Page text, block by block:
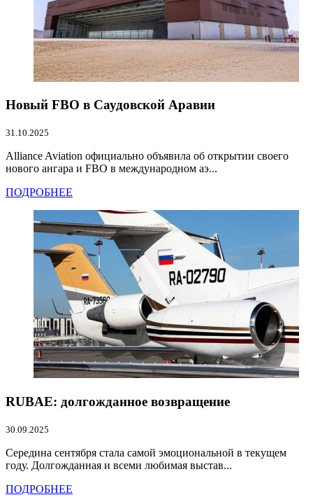
Новый FBO в Саудовской Аравии
31.10.2025
Alliance Aviation официально объявила об открытии своего
нового ангара и FBO в международном аэ...
ПОДРОБНЕЕ
RUBAE: долгожданное возвращение
30.09.2025
Середина сентября стала самой эмоциональной в текущем
году. Долгожданная и всеми любимая выстав...
ПОДРОБНЕЕ